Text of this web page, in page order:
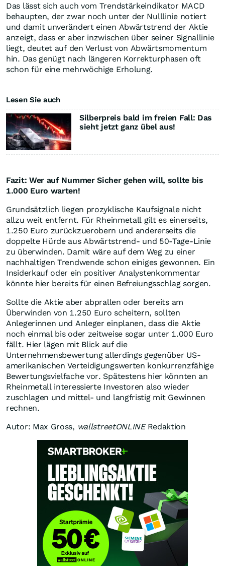
Das lässt sich auch vom Trendstärkeindikator MACD
behaupten, der zwar noch unter der Nulllinie notiert
und damit unverändert einen Abwärtstrend der Aktie
anzeigt, dass er aber inzwischen über seiner Signallinie
liegt, deutet auf den Verlust von Abwärtsmomentum
hin. Das genügt nach längeren Korrekturphasen oft
schon für eine mehrwöchige Erholung.
Lesen Sie auch
Silberpreis bald im freien Fall: Das
sieht jetzt ganz übel aus!
Fazit: Wer auf Nummer Sicher gehen will, sollte bis
1.000 Euro warten!
Grundsätzlich liegen prozyklische Kaufsignale nicht
allzu weit entfernt. Für Rheinmetall gilt es einerseits,
1.250 Euro zurückzuerobern und andererseits die
doppelte Hürde aus Abwärtstrend- und 50-Tage-Linie
zu überwinden. Damit wäre auf dem Weg zu einer
nachhaltigen Trendwende schon einiges gewonnen. Ein
Insiderkauf oder ein positiver Analystenkommentar
könnte hier bereits für einen Befreiungsschlag sorgen.
Sollte die Aktie aber abprallen oder bereits am
Überwinden von 1.250 Euro scheitern, sollten
Anlegerinnen und Anleger einplanen, dass die Aktie
noch einmal bis oder zeitweise sogar unter 1.000 Euro
fällt. Hier lägen mit Blick auf die
Unternehmensbewertung allerdings gegenüber US-
amerikanischen Verteidigungswerten konkurrenzfähige
Bewertungsvielfache vor. Spätestens hier könnten an
Rheinmetall interessierte Investoren also wieder
zuschlagen und mittel- und langfristig mit Gewinnen
rechnen.
Autor: Max Gross, wallstreetONLINERedaktion